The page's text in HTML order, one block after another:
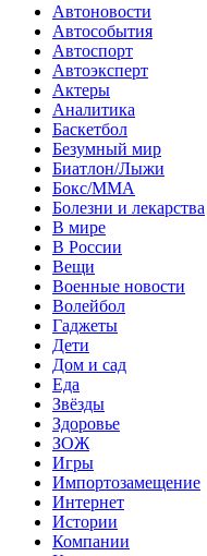
Автоновости
Автособытия
Автоспорт
Автоэксперт
Актеры
Аналитика
Баскетбол
Безумный мир
Биатлон/Лыжи
Бокс/MMA
Болезни и лекарства
В мире
В России
Вещи
Военные новости
Волейбол
Гаджеты
Дети
Дом и сад
Еда
Звёзды
Здоровье
ЗОЖ
Игры
Импортозамещение
Интернет
Истории
Компании